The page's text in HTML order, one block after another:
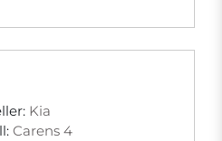
Kia
Carens 4